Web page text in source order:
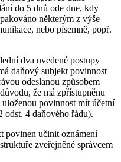
do 5 dnů ode dne, kdy
některým z výše
nebo písemně, popř.
dva uvedené postupy
daňový subjekt povinnost
odeslanou způsobem
že má zpřístupněnu
povinnost mít účetní
odst. 4 daňového řádu).
povinen učinit oznámení
zveřejněné správcem